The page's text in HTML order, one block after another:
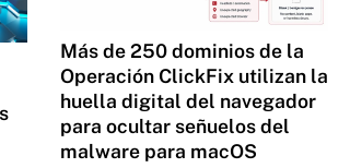
Más de 250 dominios de la
Operación ClickFix utilizan la
huella digital del navegador
para ocultar señuelos del
malware para macOS